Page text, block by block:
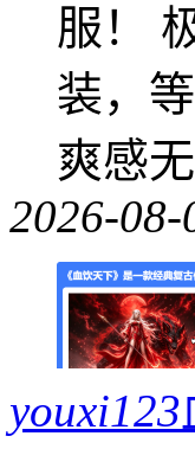
服！
装，
爽感
2026-08-
youxi123